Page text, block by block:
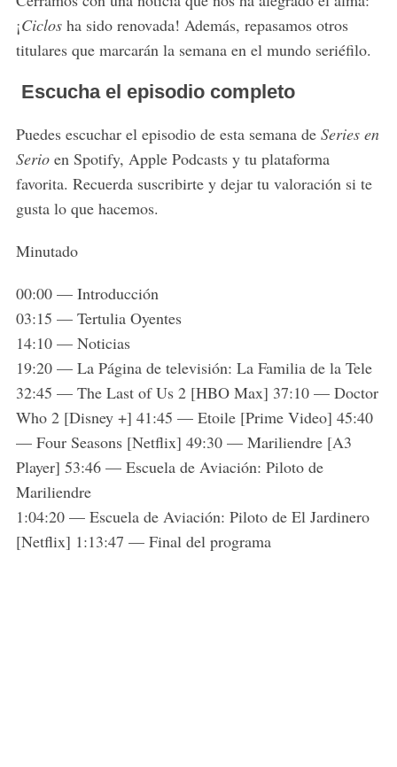
¡Ciclosha sido renovada! Además, repasamos otros
titulares que marcarán la semana en el mundo seriéfilo.
️ Escucha el episodio completo
Puedes escuchar el episodio de esta semana de Series en
Serioen Spotify, Apple Podcasts y tu plataforma
favorita. Recuerda suscribirte y dejar tu valoración si te
gusta lo que hacemos.
Minutado
00:00 — Introducción
03:15 — Tertulia Oyentes
14:10 — Noticias
19:20 — La Página de televisión: La Familia de la Tele
32:45 — The Last of Us 2 [HBO Max] 37:10 — Doctor
Who 2 [Disney +] 41:45 — Etoile [Prime Video] 45:40
— Four Seasons [Netflix] 49:30 — Mariliendre [A3
Player] 53:46 — Escuela de Aviación: Piloto de
Mariliendre
1:04:20 — Escuela de Aviación: Piloto de El Jardinero
[Netflix] 1:13:47 — Final del programa
f
r